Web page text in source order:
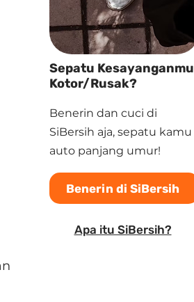
Sepatu Kesayanganmu
Kotor/Rusak?
Benerin dan cuci di
SiBersih aja, sepatu kamu
auto panjang umur!
Benerin di SiBersih
Apa itu SiBersih?